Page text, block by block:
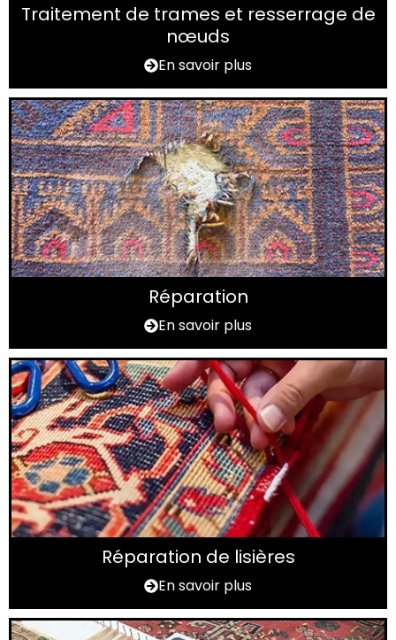
Traitement de trames et resserrage de
nœuds
En savoir plus
Réparation
En savoir plus
Réparation de lisières
En savoir plus